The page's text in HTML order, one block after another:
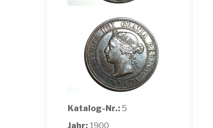
Katalog-Nr.: 5
Jahr: 1900